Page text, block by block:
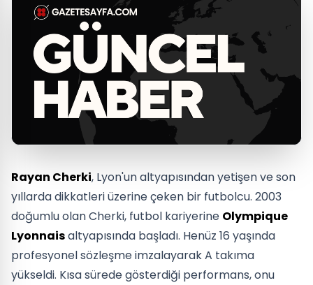
Rayan Cherki, Lyon'un altyapısından yetişen ve son
yıllarda dikkatleri üzerine çeken bir futbolcu. 2003
doğumlu olan Cherki, futbol kariyerine Olympique
Lyonnaisaltyapısında başladı. Henüz 16 yaşında
profesyonel sözleşme imzalayarak A takıma
yükseldi. Kısa sürede gösterdiği performans, onu